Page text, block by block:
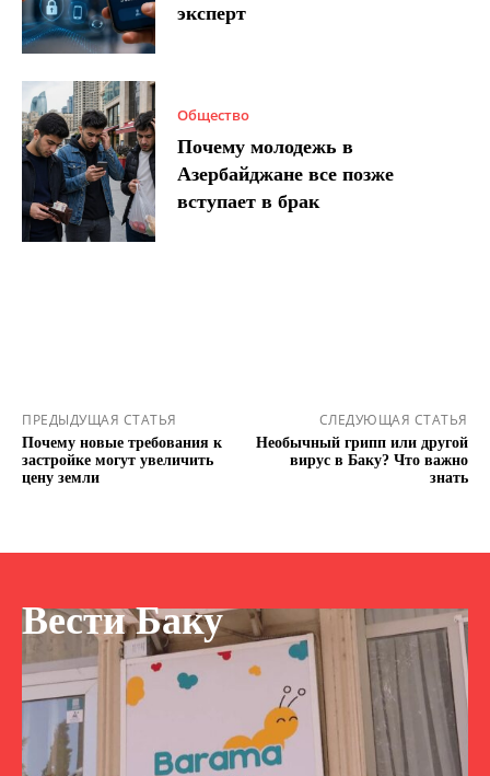
эксперт
Общество
Почему молодежь в
Азербайджане все позже
вступает в брак
ПРЕДЫДУЩАЯ СТАТЬЯ
Почему новые требования к
застройке могут увеличить
цену земли
СЛЕДУЮЩАЯ СТАТЬЯ
Необычный грипп или другой
вирус в Баку? Что важно
знать
Вести Баку